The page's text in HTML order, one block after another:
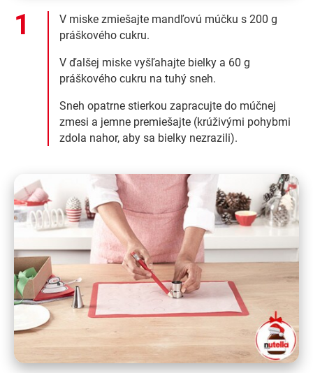
V miske zmiešajte mandľovú múčku s 200 g
práškového cukru.
V ďalšej miske vyšľahajte bielky a 60 g
práškového cukru na tuhý sneh.
Sneh opatrne stierkou zapracujte do múčnej
zmesi a jemne premiešajte (krúživými pohybmi
zdola nahor, aby sa bielky nezrazili).